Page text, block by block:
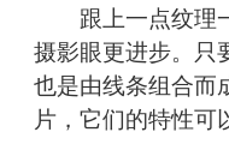
跟上一点纹理一
摄影眼更进步。只
也是由线条组合而
片，它们的特性可